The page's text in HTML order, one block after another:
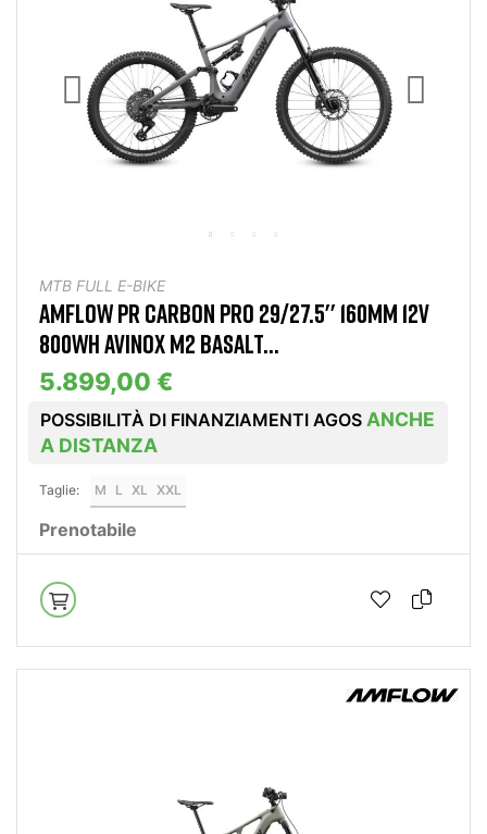
MTB FULL E-BIKE
AMFLOW PR CARBON PRO 29/27.5'' 160MM 12V
800WH AVINOX M2 BASALT...
5.899,00 €
POSSIBILITÀ DI FINANZIAMENTI AGOS ANCHE
A DISTANZA
Taglie: M L XL XXL
Prenotabile